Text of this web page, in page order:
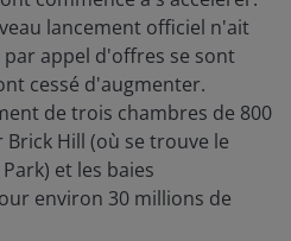
lancement officiel n'ait
appel d'offres se sont
cessé d'augmenter.
de trois chambres de 800
Hill (où se trouve le
et les baies
environ 30 millions de